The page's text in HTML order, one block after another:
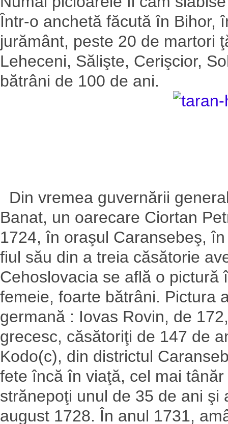
Într-o anchetă făcută în Bihor,
jurământ, peste 20 de martori
Leheceni, Sălişte, Cerişcior,
bătrâni de 100 de ani.
Din vremea guvernării
Banat, un oarecare Ciortan
1724, în oraşul Caransebeş,
fiul său din a treia căsătorie
Cehoslovacia se află o
femeie, foarte bătrâni. Pictura
germană : Iovas Rovin, de
grecesc, căsătoriţi de 147 de
Kodo(c), din districtul
fete încă în viaţă, cel mai
strănepoţi unul de 35 de ani
august 1728. În anul 1731,